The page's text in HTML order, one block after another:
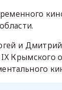
и
Крымского